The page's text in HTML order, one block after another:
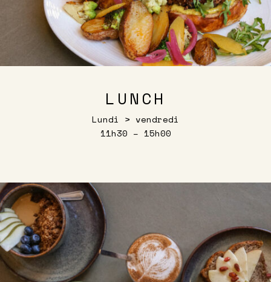
LUNCH
Lundi > vendredi
11h30 – 15h00